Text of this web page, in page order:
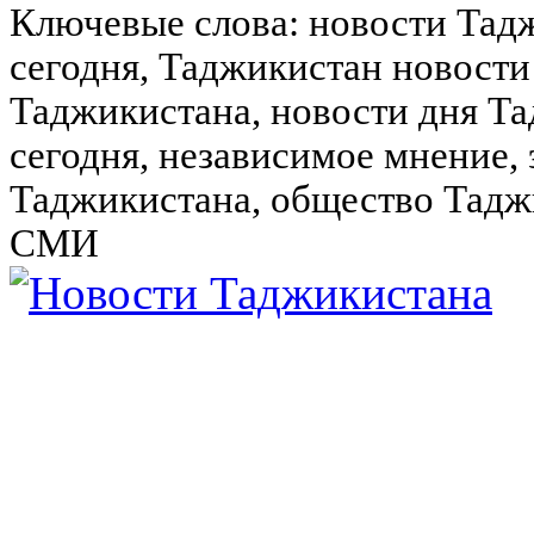
Ключевые слова: новости
сегодня, Таджикистан
Таджикистана, новости дня
сегодня, независимое
Таджикистана, общество
СМИ